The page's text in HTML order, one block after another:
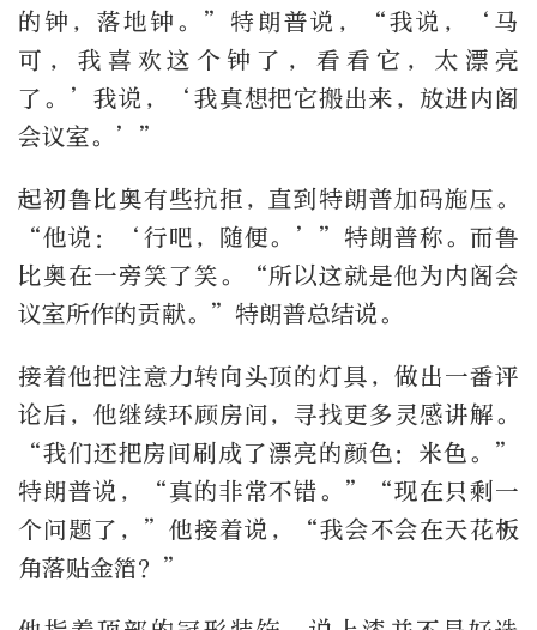
的钟，落地钟。”特朗普说，“我说，‘马
可，我喜欢这个钟了，看看它，太漂亮
了。’我说，‘我真想把它搬出来，放进内阁
会议室。’”
起初鲁比奥有些抗拒，直到特朗普加码施压。
“他说：‘行吧，随便。’”特朗普称。而鲁
比奥在一旁笑了笑。“所以这就是他为内阁会
议室所作的贡献。”特朗普总结说。
接着他把注意力转向头顶的灯具，做出一番评
论后，他继续环顾房间，寻找更多灵感讲解。
“我们还把房间刷成了漂亮的颜色：米色。”
特朗普说，“真的非常不错。”“现在只剩一
个问题了，”他接着说，“我会不会在天花板
角落贴金箔？”